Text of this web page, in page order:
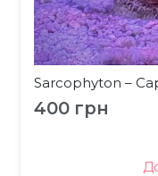
Sarcophyton –
400 грн